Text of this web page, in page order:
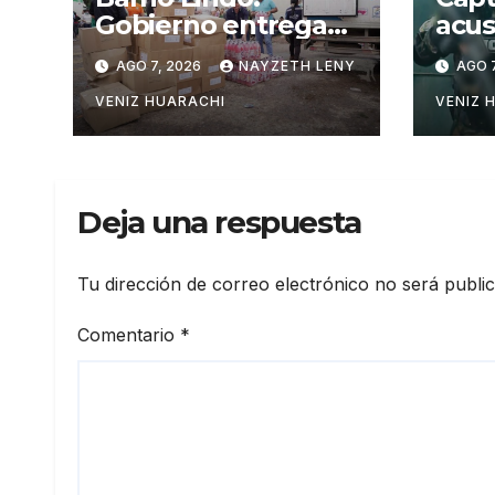
Gobierno entrega
Bs 100.000 en
insumos para
afectados
AGO 7, 2026 NAYZETH LENY
VENIZ HUARACHI
al
enAGO
VENIZ
Deja una respuesta
Tu dirección de correo electrónico no será
Comentario *